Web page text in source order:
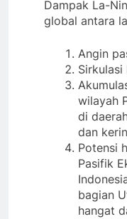
Dampak La-
global antara
Angin
Sirkulasi
wilayah
di
dan
Potensi
Pasifik
bagian
hangat